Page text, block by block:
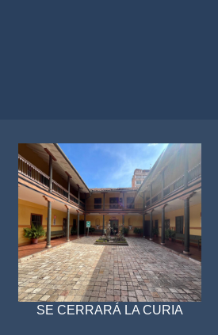
SE CERRARÁ LA CURIA